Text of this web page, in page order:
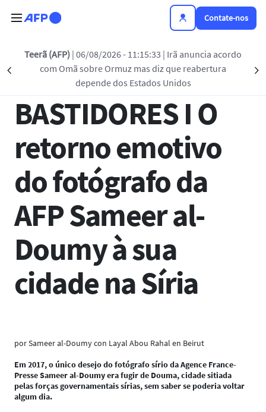
Contate-nos
Précédent
Teerã (AFP) | 06/08/2026 - 11:15:33 | Irã anuncia acordo
com Omã sobre Ormuz mas diz que reabertura
depende dos Estados Unidos
Voltar à lista
24 DEZ 2024 - 19:41
BASTIDORES I O
retorno emotivo
do fotógrafo da
AFP Sameer al-
Doumy à sua
cidade na Síria
por Sameer al-Doumy con Layal Abou Rahal en Beirut
Em 2017, o único desejo do fotógrafo sírio da Agence France-
Presse Sameer al-Doumy era fugir de Douma, cidade sitiada
pelas forças governamentais sírias, sem saber se poderia voltar
algum dia.